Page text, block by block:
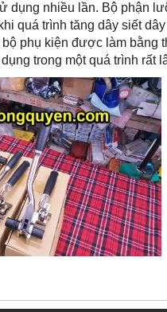
dụng nhiều lần. Bộ phận
quá trình tăng dây siết
phụ kiện được làm bằng
trong một quá trình rất